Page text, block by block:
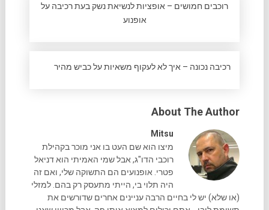
רוכבים חמושים – אופציות לנשיאת נשק בעת רכיבה על
אופנוע
רכיבה נכונה – איך לא לעקוף משאיות על כביש מהיר
About The Author
Mitsu
מיצו הוא שם העט בו אני מוכר בקהילת
רוכבי הדו"ג, אבל שמי האמיתי הוא דניאל
פטרי. אופנועים הם התשוקה שלי, ואם זה
היה תלוי בי, הייתי מתעסק רק בהם. למזלי
(או שלא) יש לי בחיים הרבה עניינים אחרים שדורשים את